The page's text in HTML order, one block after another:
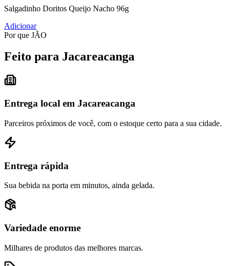
Salgadinho Doritos Queijo Nacho 96g
Adicionar
Por que JÃO
Feito para Jacareacanga
Entrega local em Jacareacanga
Parceiros próximos de você, com o estoque certo para a sua cidade.
Entrega rápida
Sua bebida na porta em minutos, ainda gelada.
Variedade enorme
Milhares de produtos das melhores marcas.